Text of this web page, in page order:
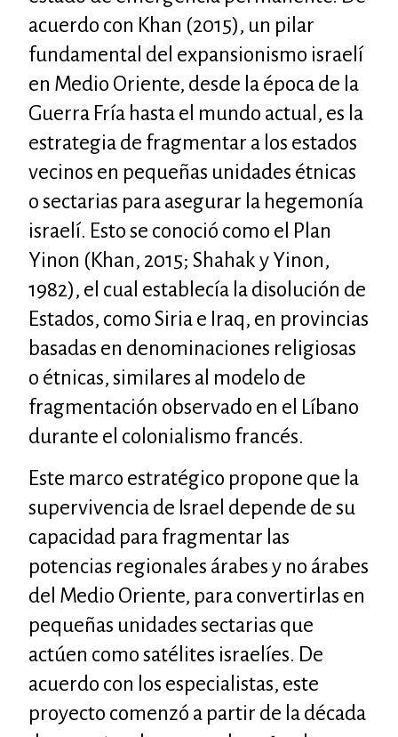
acuerdo con Khan (2015), un pilar
fundamental del expansionismo israelí
en Medio Oriente, desde la época de la
Guerra Fría hasta el mundo actual, es la
estrategia de fragmentar a los estados
vecinos en pequeñas unidades étnicas
o sectarias para asegurar la hegemonía
israelí. Esto se conoció como el Plan
Yinon (Khan, 2015; Shahak y Yinon,
1982), el cual establecía la disolución de
Estados, como Siria e Iraq, en provincias
basadas en denominaciones religiosas
o étnicas, similares al modelo de
fragmentación observado en el Líbano
durante el colonialismo francés.
Este marco estratégico propone que la
supervivencia de Israel depende de su
capacidad para fragmentar las
potencias regionales árabes y no árabes
del Medio Oriente, para convertirlas en
pequeñas unidades sectarias que
actúen como satélites israelíes. De
acuerdo con los especialistas, este
proyecto comenzó a partir de la década